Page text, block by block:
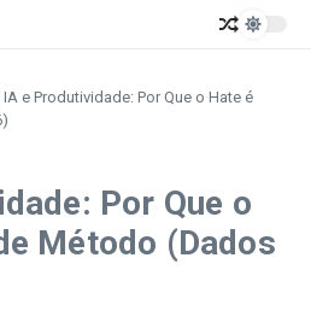
IA e Produtividade: Por Que o Hate é
Por Que o
Método (Dados